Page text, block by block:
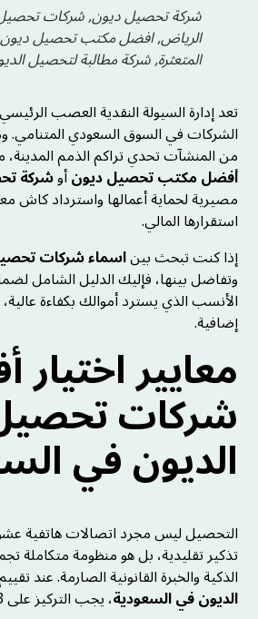
شركة تحصيل ديون, شركات
الرياض, افضل مكتب تحصيل
المتعثرة, شركة مطالبة لتحصيل
تعد إدارة السيولة النقدية العصب
الشركات في السوق السعودي المتنامي.
من المنشآت تحدي تراكم الذمم
أفضل مكتب تحصيل ديونأوشركة
مصيرية لحماية أعمالها واسترداد كاش
استقرارها المالي.
إذا كنت تبحث بيناسماء شركات
وتفاضل بينها، فإليك الدليل الشامل
الأنسب الذي يسترد أموالك بكفاءة
إضافية.
معايير
شركات
الديون في
التحصيل ليس مجرد اتصالات هاتفية
تذكير تقليدية، بل هو منظومة متكاملة
الذكية والخبرة القانونية الصارمة. عند
الديون في السعودية، يجب التركيز على 3 معايير أساسية: